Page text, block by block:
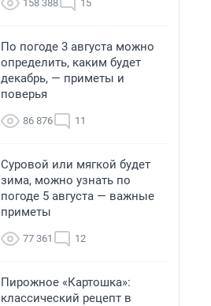
158 388 15
По погоде 3 августа можно
определить, каким будет
декабрь, — приметы и
поверья
86 876 11
Суровой или мягкой будет
зима, можно узнать по
погоде 5 августа — важные
приметы
77 361 12
Пирожное «Картошка»:
классический рецепт в